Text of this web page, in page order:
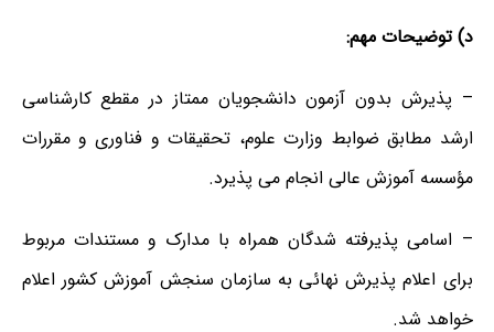
د) توضیحات مهم:
– پذیرش بدون آزمون دانشجویان ممتاز در مقطع کارشناسی
ارشد مطابق ضوابط وزارت علوم، تحقیقات و فناوری و مقررات
مؤسسه آموزش عالی انجام می پذیرد.
– اسامی پذیرفته شدگان همراه با مدارک و مستندات مربوط
برای اعلام پذیرش نهائی به سازمان سنجش آموزش کشور اعلام
خواهد شد.